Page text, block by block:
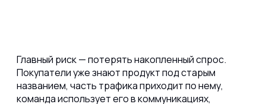
Главный риск — потерять накопленный спрос.
Покупатели уже знают продукт под старым
названием, часть трафика приходит по нему,
команда использует его в коммуникациях,